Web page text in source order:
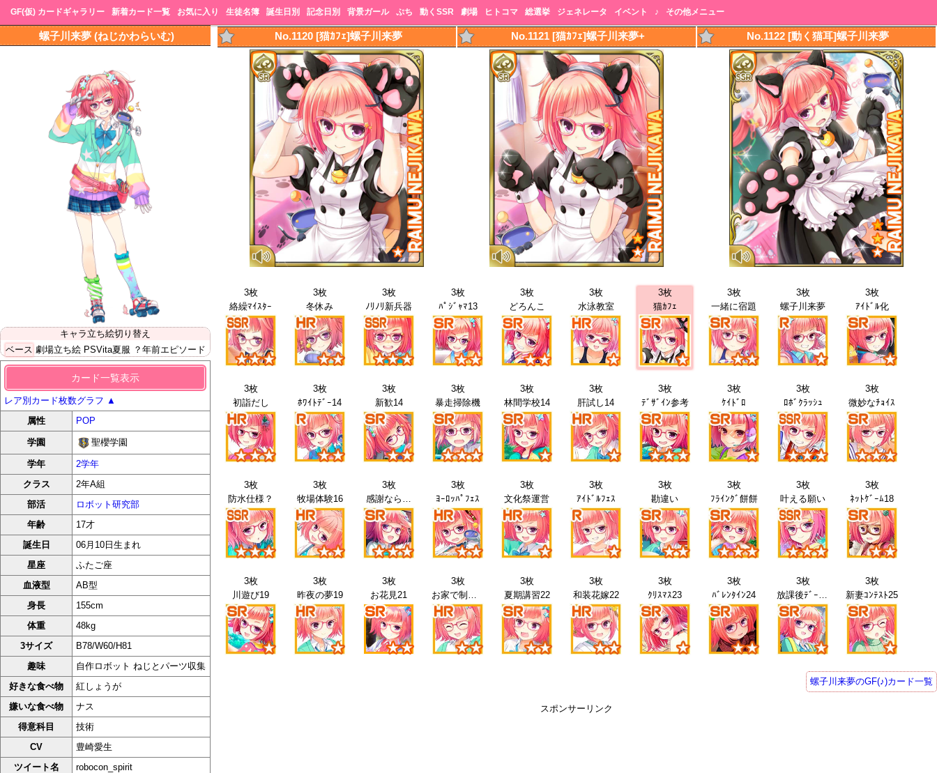
GF(仮) カードギャラリー 新着カード一覧 お気に入り 生徒名簿 誕生日別 記念日別 背景ガール ぷち 動くSSR 劇場 ヒトコマ 総選挙 ジェネレータ イベント ♪ その他メニュー
No.1120 [猫ｶﾌｪ]螺子川来夢 No.1121 [猫ｶﾌｪ]螺子川来夢+ No.1122 [動く猫耳]螺子川来夢
3枚
絡繰ﾏｲｽﾀｰ
3枚
冬休み
3枚
ﾉﾘﾉﾘ新兵器
3枚
ﾊﾟｼﾞｬﾏ13
3枚
どろんこ
3枚
水泳教室
3枚
猫ｶﾌｪ
3枚
一緒に宿題
3枚
螺子川来夢
3枚
ｱｲﾄﾞﾙ化
3枚
初詣だし
3枚
ﾎﾜｲﾄﾃﾞｰ14
3枚
新歓14
3枚
暴走掃除機
3枚
林間学校14
3枚
肝試し14
3枚
ﾃﾞｻﾞｲﾝ参考
3枚
ｹｲﾄﾞﾛ
3枚
ﾛﾎﾞｸﾗｯｼｭ
3枚
微妙なﾁｮｲｽ
3枚
防水仕様？
3枚
牧場体験16
3枚
感謝なら…
3枚
ﾖｰﾛｯﾊﾟﾌｪｽ
3枚
文化祭運営
3枚
ｱｲﾄﾞﾙﾌｪｽ
3枚
勘違い
3枚
ﾌﾗｲﾝｸﾞ餅餅
3枚
叶える願い
3枚
ﾈｯﾄｹﾞｰﾑ18
3枚
川遊び19
3枚
昨夜の夢19
3枚
お花見21
3枚
お家で制服21
3枚
夏期講習22
3枚
和装花嫁22
3枚
ｸﾘｽﾏｽ23
3枚
ﾊﾞﾚﾝﾀｲﾝ24
3枚
放課後ﾃﾞｰﾄ25
3枚
新妻ｺﾝﾃｽﾄ25
螺子川来夢のGF(♪)カード一覧
スポンサーリンク
螺子川来夢 (ねじかわらいむ)
キャラ立ち絵切り替え
ベース 劇場立ち絵 PSVita夏服 ？年前エピソード
カード一覧表示
レア別カード枚数グラフ ▲
属性
POP
学園 聖櫻学園
学年
2学年
クラス
2年A組
部活
ロボット研究部
年齢
17才
誕生日
06月10日生まれ
星座
ふたご座
血液型
AB型
身長
155cm
体重
48kg
3サイズ
B78/W60/H81
趣味
自作ロボット ねじとパーツ収集
好きな食べ物
紅しょうが
嫌いな食べ物
ナス
得意科目
技術
CV
豊崎愛生
ツイート名
robocon_spirit